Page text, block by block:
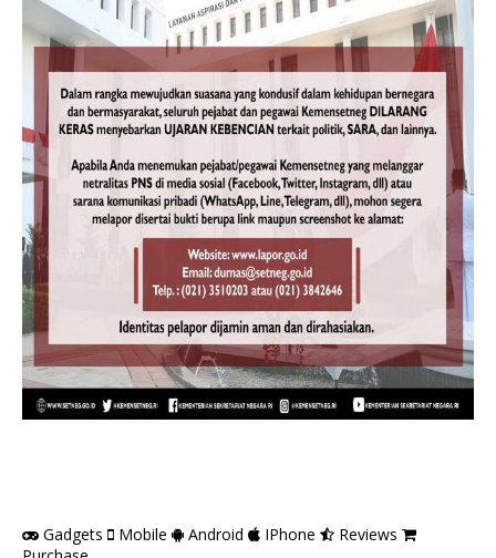
Gadgets Mobile Android IPhone
Reviews